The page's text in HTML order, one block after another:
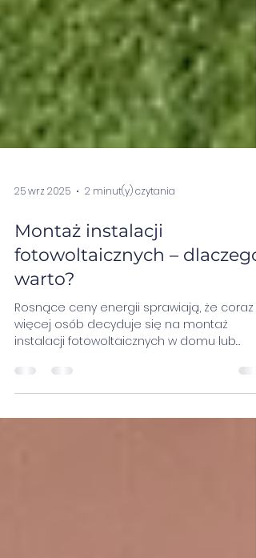
25 wrz 2025 2 minut(y) czytania
Montaż instalacji
fotowoltaicznych – dlaczego
warto?
Rosnące ceny energii sprawiają, że coraz
więcej osób decyduje się na montaż